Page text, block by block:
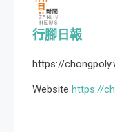
行腳日報
https://
Website https://